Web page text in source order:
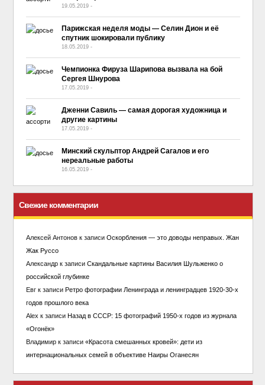
19.05.2019 -
Парижская неделя моды — Селин Дион и её
спутник шокировали публику
18.05.2019 -
Чемпионка Фируза Шарипова вызвала на бой
Сергея Шнурова
17.05.2019 -
Дженни Савиль — самая дорогая художница и
другие картины
17.05.2019 -
Минский скульптор Андрей Сагалов и его
нереальные работы
16.05.2019 -
Свежие комментарии
Алексей Антоновк записи Оскорбления — это доводы неправых. Жан
Жак Руссо
Александрк записи Скандальные картины Василия Шульженко о
российской глубинке
Евгк записи Ретро фотографии Ленинграда и ленинградцев 1920-30-х
годов прошлого века
Alex к записи Назад в СССР: 15 фотографий 1950-х годов из журнала
«Огонёк»
Владимирк записи «Красота смешанных кровей»: дети из
интернациональных семей в объективе Наиры Оганесян